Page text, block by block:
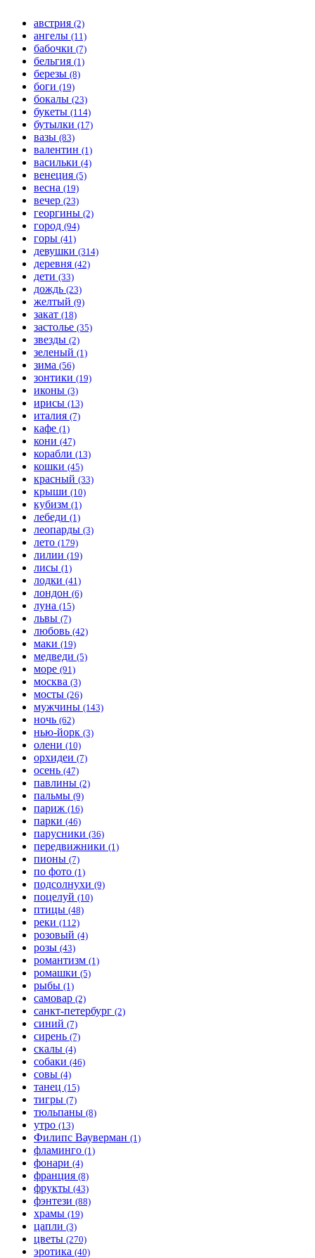
австрия (2)
ангелы (11)
бабочки (7)
бельгия (1)
березы (8)
боги (19)
бокалы (23)
букеты (114)
бутылки (17)
вазы (83)
валентин (1)
васильки (4)
венеция (5)
весна (19)
вечер (23)
георгины (2)
город (94)
горы (41)
девушки (314)
деревня (42)
дети (33)
дождь (23)
желтый (9)
закат (18)
застолье (35)
звезды (2)
зеленый (1)
зима (56)
зонтики (19)
иконы (3)
ирисы (13)
италия (7)
кафе (1)
кони (47)
корабли (13)
кошки (45)
красный (33)
крыши (10)
кубизм (1)
лебеди (1)
леопарды (3)
лето (179)
лилии (19)
лисы (1)
лодки (41)
лондон (6)
луна (15)
львы (7)
любовь (42)
маки (19)
медведи (5)
море (91)
москва (3)
мосты (26)
мужчины (143)
ночь (62)
нью-йорк (3)
олени (10)
орхидеи (7)
осень (47)
павлины (2)
пальмы (9)
париж (16)
парки (46)
парусники (36)
передвижники (1)
пионы (7)
по фото (1)
подсолнухи (9)
поцелуй (10)
птицы (48)
реки (112)
розовый (4)
розы (43)
романтизм (1)
ромашки (5)
рыбы (1)
самовар (2)
санкт-петербург (2)
синий (7)
сирень (7)
скалы (4)
собаки (46)
совы (4)
танец (15)
тигры (7)
тюльпаны (8)
утро (13)
Филипс Вауверман (1)
фламинго (1)
фонари (4)
франция (8)
фрукты (43)
фэнтези (88)
храмы (19)
цапли (3)
цветы (270)
эротика (40)